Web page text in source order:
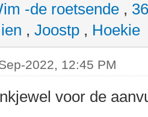
-de roetsende ,
, Joostp , Hoekie
2022, 12:45 PM
voor de